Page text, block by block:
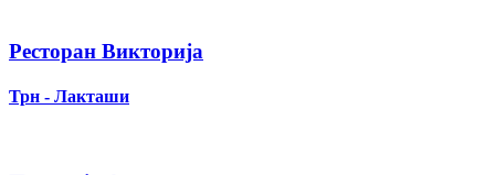
Ресторан Викторија
Трн - Лакташи